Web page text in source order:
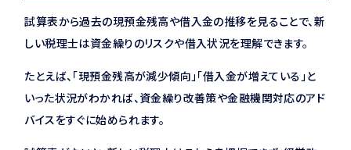
試算表から過去の現預金残高や借入金の推移を見ることで、新
しい税理士は資金繰りのリスクや借入状況を理解できます。
たとえば、「現預金残高が減少傾向」「借入金が増えている」と
いった状況がわかれば、資金繰り改善策や金融機関対応のアド
バイスをすぐに始められます。